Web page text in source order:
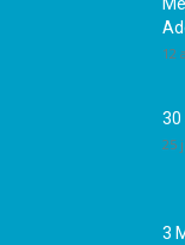
12
30
25
3